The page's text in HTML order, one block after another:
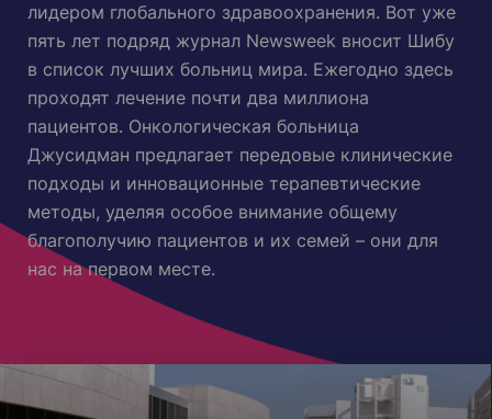
лидером глобального здравоохранения. Вот уже
пять лет подряд журнал Newsweek вносит Шибу
в список лучших больниц мира. Ежегодно здесь
проходят лечение почти два миллиона
пациентов. Онкологическая больница
Джусидман предлагает передовые клинические
подходы и инновационные терапевтические
методы, уделяя особое внимание общему
благополучию пациентов и их семей – они для
нас на первом месте.